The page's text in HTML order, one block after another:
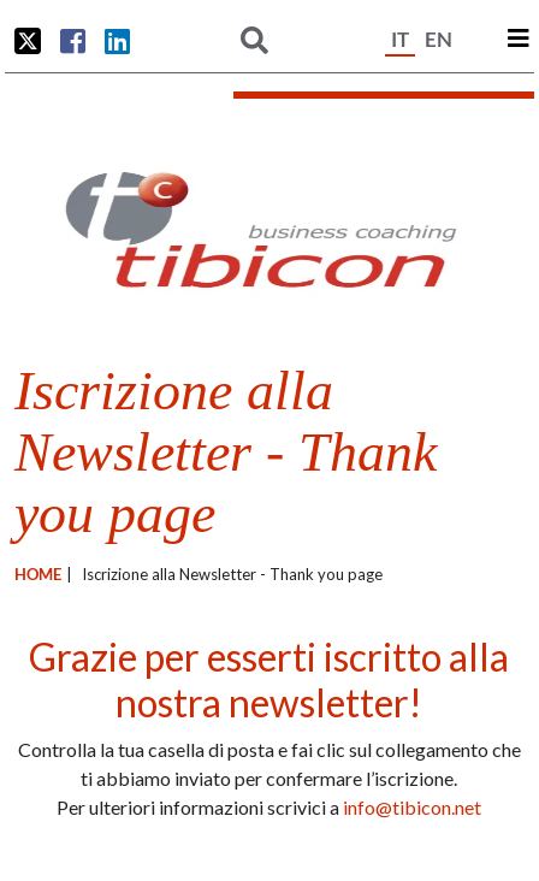
IT EN
Iscrizione alla
Newsletter - Thank
you page
HOME Iscrizione alla Newsletter - Thank you page
Grazie per esserti iscritto alla
nostra newsletter!
Controlla la tua casella di posta e fai clic sul collegamento che
ti abbiamo inviato per confermare l’iscrizione.
Per ulteriori informazioni scrivici a info@tibicon.net